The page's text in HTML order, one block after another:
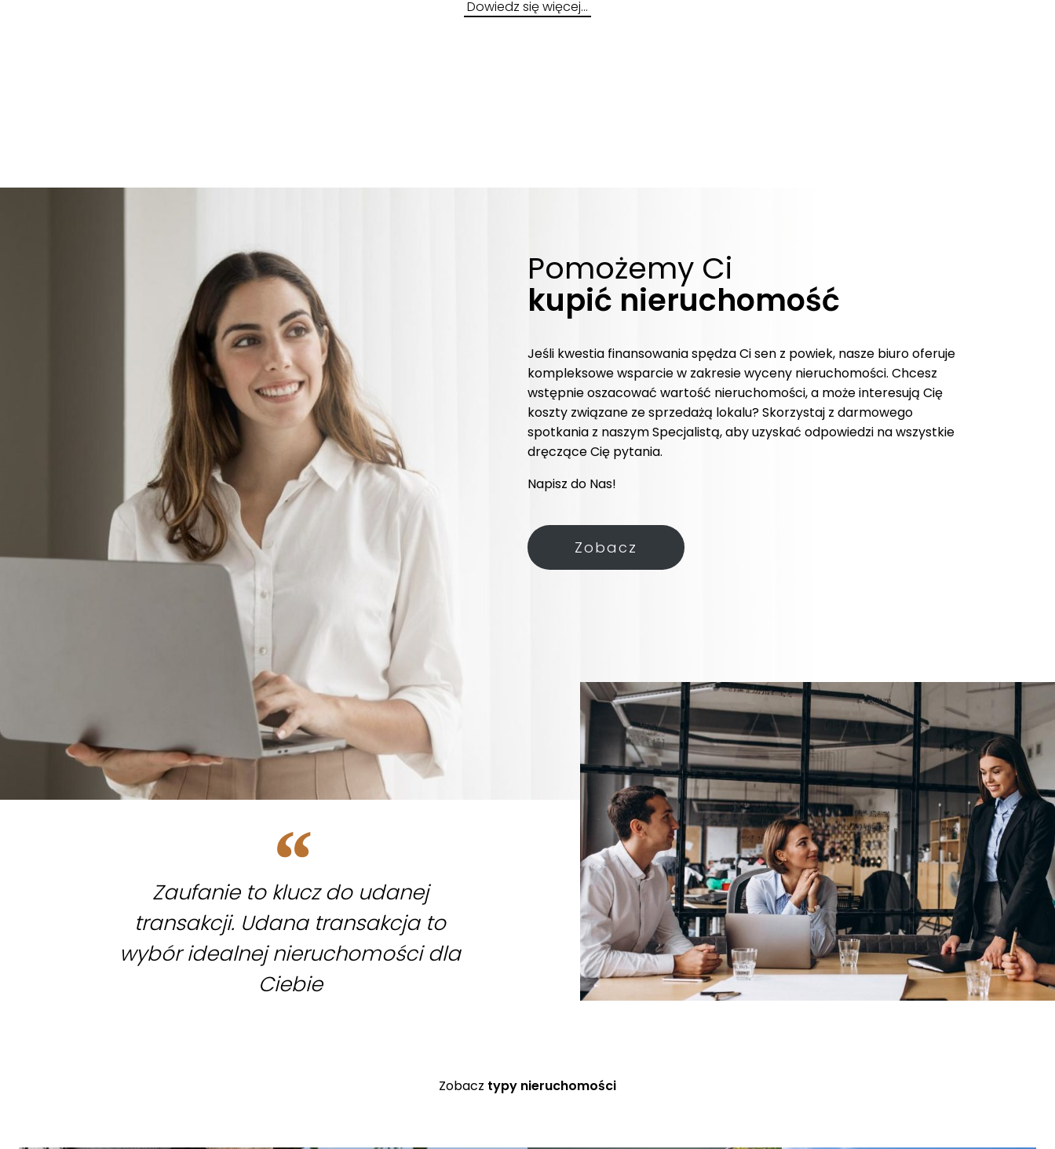
Dowiedz się więcej…
Pomożemy Ci
kupić nieruchomość
Jeśli kwestia finansowania spędza Ci sen z powiek, nasze biuro oferuje
kompleksowe wsparcie w zakresie wyceny nieruchomości. Chcesz
wstępnie oszacować wartość nieruchomości, a może interesują Cię
koszty związane ze sprzedażą lokalu? Skorzystaj z darmowego
spotkania z naszym Specjalistą, aby uzyskać odpowiedzi na wszystkie
dręczące Cię pytania.
Napisz do Nas!
Zobacz
Zaufanie to klucz do udanej
transakcji. Udana transakcja to
wybór idealnej nieruchomości dla
Ciebie
Zobacz typy nieruchomości